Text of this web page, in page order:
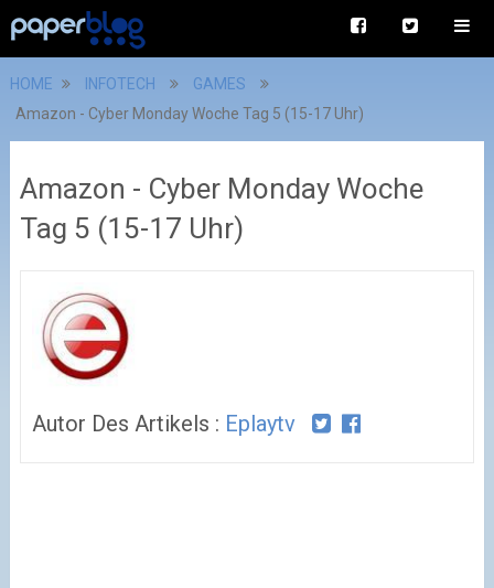
HOME INFOTECH
GAMES
Amazon - Cyber Monday Woche Tag 5 (15-17 Uhr)
Amazon - Cyber Monday Woche
Tag 5 (15-17 Uhr)
Autor Des Artikels : Eplaytv